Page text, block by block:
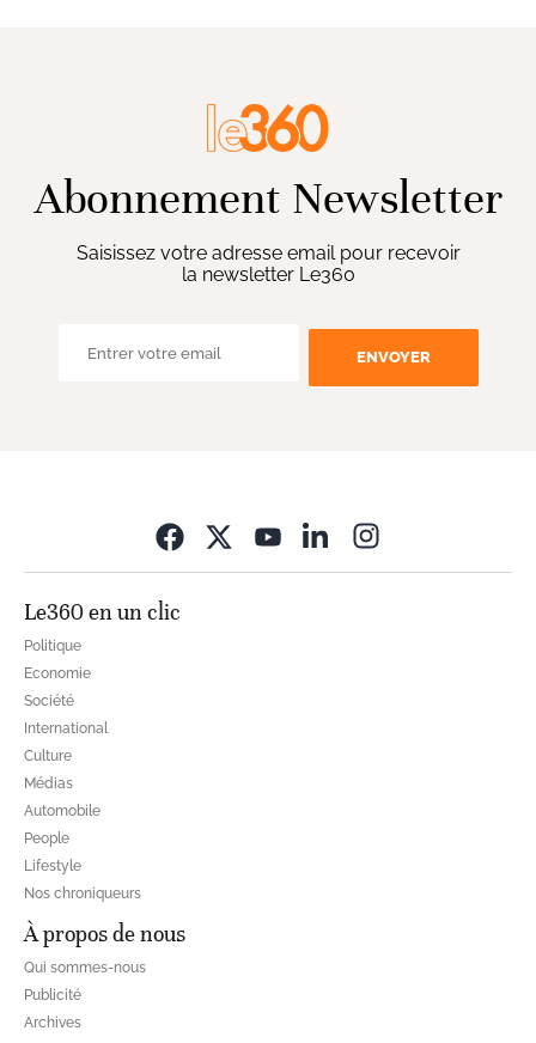
Abonnement Newsletter
Saisissez votre adresse email pour recevoir
la newsletter Le360
ENVOYER
Le360 en un clic
Politique
Economie
Société
International
Culture
Médias
Automobile
People
Lifestyle
Nos chroniqueurs
À propos de nous
Qui sommes-nous
Publicité
Archives